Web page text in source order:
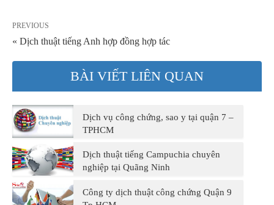
PREVIOUS
« Dịch thuật tiếng Anh hợp đồng hợp tác
BÀI VIẾT LIÊN QUAN
Dịch vụ công chứng, sao y tại quận 7 –
TPHCM
Dịch thuật tiếng Campuchia chuyên
nghiệp tại Quãng Ninh
Công ty dịch thuật công chứng Quận 9